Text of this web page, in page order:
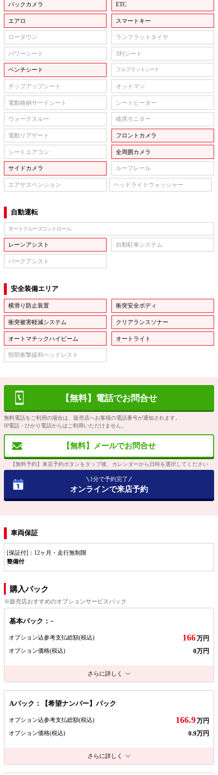
バックカメラ ETC
エアロ スマートキー
ローダウン ランフラットタイヤ
パワーシート 3列シート
ベンチシート フルフラットシート
チップアップシート オットマン
電動格納サードシート シートヒーター
ウォークスルー 後席モニター
電動リアゲート フロントカメラ
シートエアコン 全周囲カメラ
サイドカメラ ルーフレール
エアサスペンション ヘッドライトウォッシャー
自動運転
オートクルーズコントロール
レーンアシスト 自動駐車システム
パークアシスト
安全装備エリア
横滑り防止装置 衝突安全ボディ
衝突被害軽減システム クリアランスソナー
オートマチックハイビーム オートライト
頸部衝撃緩和ヘッドレスト
【無料】電話でお問合せ
無料電話をご利用の場合は、販売店へお客様の電話番号が通知されます。
IP電話・ひかり電話からはご利用いただけません。
【無料】メールでお問合せ
【無料予約】来店予約ボタンをタップ後、カレンダーから日時を選択してください
1分で予約完了
オンラインで来店予約
車両保証
[保証付]：12ヶ月・走行無制限
整備付
購入パック
※販売店おすすめのオプションサービスパック
基本パック：−
オプション込参考支払総額(税込) 166万円
オプション価格(税込) 0万円
さらに詳しく
Aパック：【希望ナンバー】パック
オプション込参考支払総額(税込) 166.9万円
オプション価格(税込) 0.9万円
さらに詳しく